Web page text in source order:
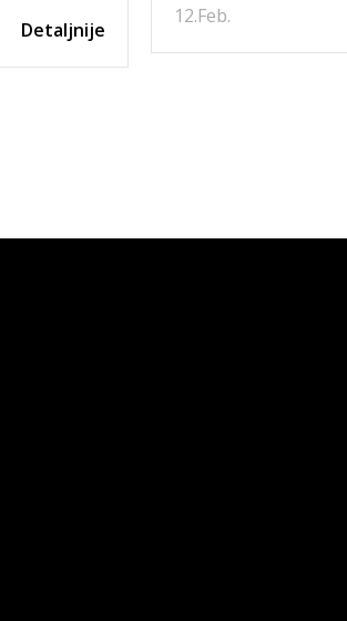
Detaljnije
12.Feb.
planine –